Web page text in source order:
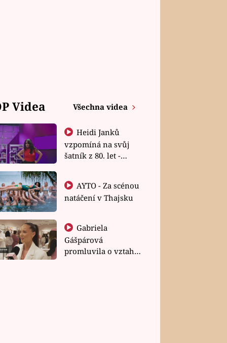
Videa Všechna videa
Heidi Janků
vzpomíná na svůj
šatník z 80. let -
natáčení v Thajsku
Gabriela
Gášpárová
promluvila o vztahu